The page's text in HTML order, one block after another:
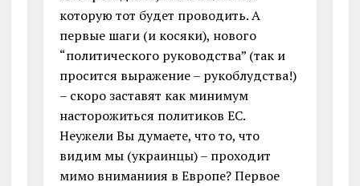
которую тот будет проводить. А
первые шаги (и косяки), нового
“политического руководства” (так и
просится выражение – рукоблудства!)
– скоро заставят как минимум
насторожиться политиков ЕС.
Неужели Вы думаете, что то, что
видим мы (украинцы) – проходит
мимо вниманиия в Европе? Первое